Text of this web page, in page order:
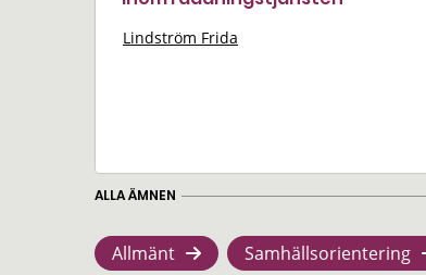
Lindström Frida
ALLA ÄMNEN
Allmänt Samhällsorientering